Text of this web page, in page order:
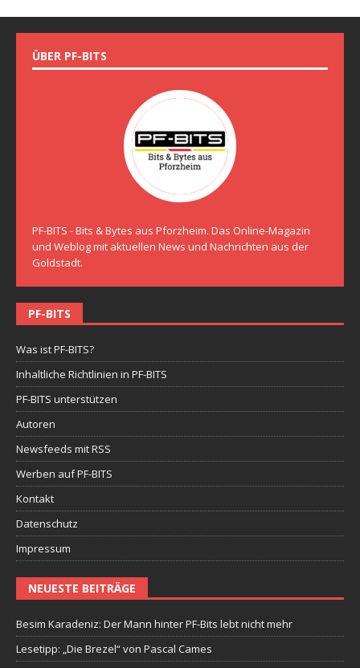
ÜBER PF-BITS
PF-BITS - Bits & Bytes aus Pforzheim. Das Online-Magazin
und Weblog mit aktuellen News und Nachrichten aus der
Goldstadt.
PF-BITS
Was ist PF-BITS?
Inhaltliche Richtlinien in PF-BITS
PF-BITS unterstützen
Autoren
Newsfeeds mit RSS
Werben auf PF-BITS
Kontakt
Datenschutz
Impressum
NEUESTE BEITRÄGE
Besim Karadeniz: Der Mann hinter PF-Bits lebt nicht mehr
Lesetipp: „Die Brezel“ von Pascal Cames